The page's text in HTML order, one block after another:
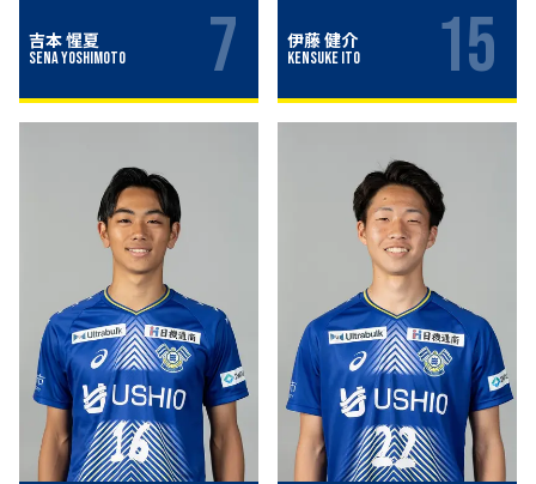
吉本 惺夏
Sena Yoshimoto 7 伊藤 健介
Kensuke Ito 15